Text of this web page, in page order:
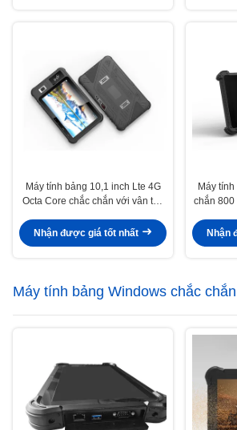
Máy tính bảng 10,1 inch Lte 4G
Octa Core chắc chắn với vân tay
Nhận được giá tốt nhất
Máy
chắn 800
Nhận
Máy tính bảng Windows chắc chắn